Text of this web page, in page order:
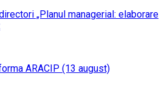
„Planul managerial: elaborare
ARACIP (13 august)